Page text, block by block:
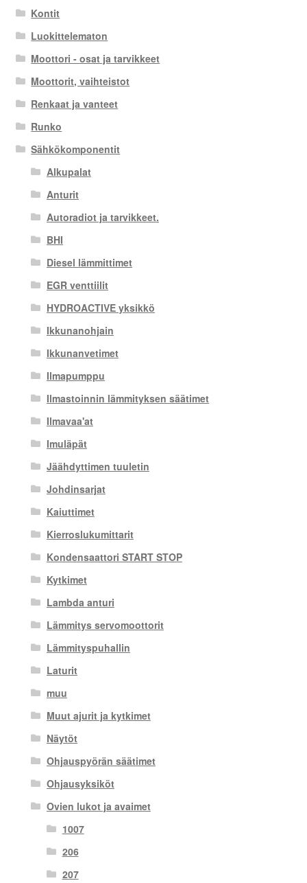
Kontit
Luokittelematon
Moottori - osat ja tarvikkeet
Moottorit, vaihteistot
Renkaat ja vanteet
Runko
Sähkökomponentit
Alkupalat
Anturit
Autoradiot ja tarvikkeet.
BHI
Diesel lämmittimet
EGR venttiilit
HYDROACTIVE yksikkö
Ikkunanohjain
Ikkunanvetimet
Ilmapumppu
Ilmastoinnin lämmityksen säätimet
Ilmavaa'at
Imuläpät
Jäähdyttimen tuuletin
Johdinsarjat
Kaiuttimet
Kierroslukumittarit
Kondensaattori START STOP
Kytkimet
Lambda anturi
Lämmitys servomoottorit
Lämmityspuhallin
Laturit
muu
Muut ajurit ja kytkimet
Näytöt
Ohjauspyörän säätimet
Ohjausyksiköt
Ovien lukot ja avaimet
1007
206
207